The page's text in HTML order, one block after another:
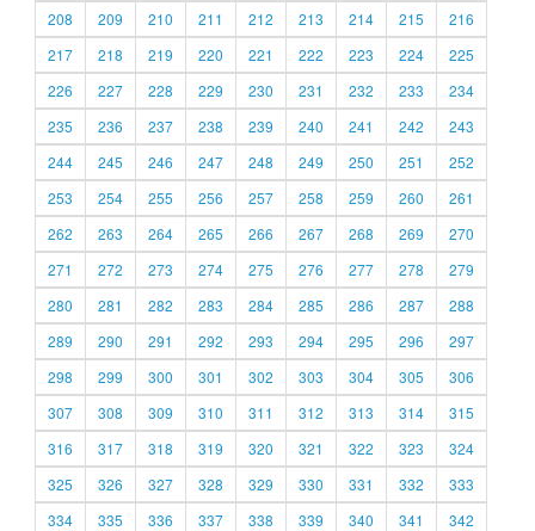
208
209 210 211 212 213 214 215
216
217
218 219 220 221 222 223 224
225
226
227 228 229 230 231 232 233
234
235
236 237 238 239 240 241 242
243
244
245 246 247 248 249 250 251
252
253
254 255 256 257 258 259 260
261
262
263 264 265 266 267 268 269
270
271
272 273 274 275 276 277 278
279
280
281 282 283 284 285 286 287
288
289
290 291 292 293 294 295 296
297
298
299 300 301 302 303 304 305
306
307
308 309 310 311 312 313 314
315
316
317 318 319 320 321 322 323
324
325
326 327 328 329 330 331 332
333
334
335 336 337 338 339 340 341 342